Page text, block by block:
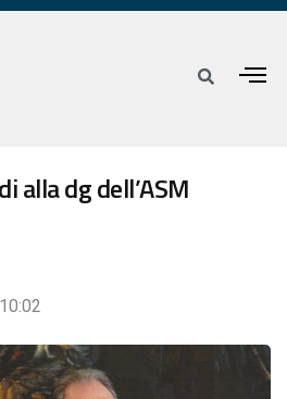
alla dg dell’ASM
10:02